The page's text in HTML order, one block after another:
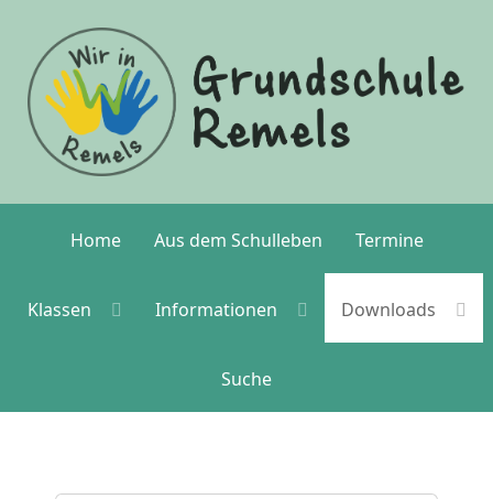
Home Aus dem Schulleben Termine
Klassen Informationen Downloads
Suche